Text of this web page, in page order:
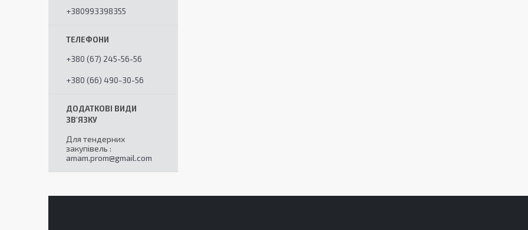
+380993398355
+380 (67) 245-56-56
+380 (66) 490-30-56
Для тендерних
закупівель
amam.prom@gmail.com